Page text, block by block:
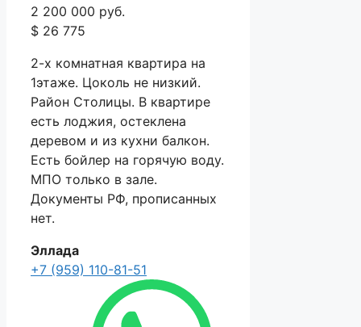
2 200 000 руб.
$ 26 775
2-х комнатная квартира на
1этаже. Цоколь не низкий.
Район Столицы. В квартире
есть лоджия, остеклена
деревом и из кухни балкон.
Есть бойлер на горячую воду.
МПО только в зале.
Документы РФ, прописанных
нет.
Эллада
+7 (959) 110-81-51